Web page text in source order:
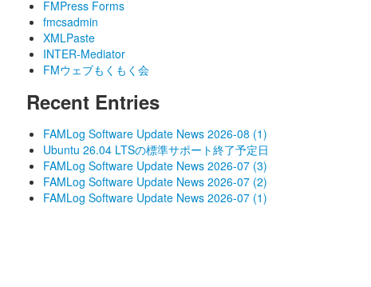
FMPress Forms
fmcsadmin
XMLPaste
INTER-Mediator
FMウェブもくもく会
Recent Entries
FAMLog Software Update News 2026-08 (1)
Ubuntu 26.04 LTSの標準サポート終了予定日
FAMLog Software Update News 2026-07 (3)
FAMLog Software Update News 2026-07 (2)
FAMLog Software Update News 2026-07 (1)